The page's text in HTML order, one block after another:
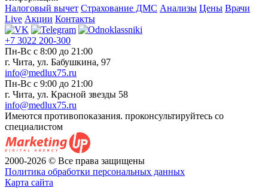
Налоговый вычет Страхование ДМС Анализы Цены Врачи
Live Акции Контакты
+7 3022 200-300
Пн-Вс с 8:00 до 21:00
г. Чита, ул. Бабушкина, 97
info@medlux75.ru
Пн-Вс с 9:00 до 21:00
г. Чита, ул. Красной звезды 58
info@medlux75.ru
Имеются противопоказания. проконсультируйтесь со
специалистом
2000-2026 © Все права защищены
Политика обработки персональных данных
Карта сайта